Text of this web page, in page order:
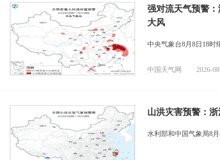
强对流天气预警
大风
中央气象台8月8日18时
中国天气网 2026-
山洪灾害预警：
水利部和中国气象局8